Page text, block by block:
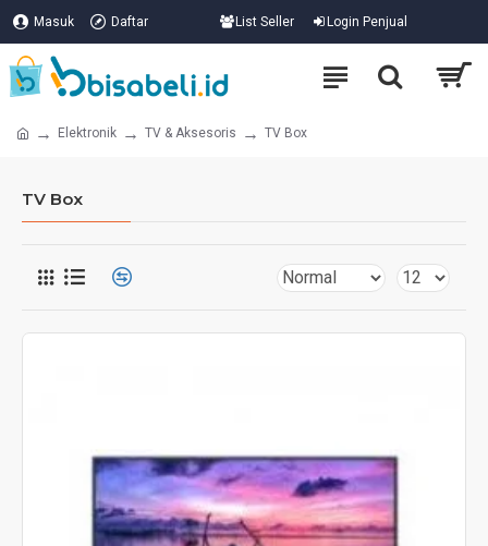
Masuk Daftar List Seller Login Penjual
Elektronik TV & Aksesoris TV Box
TV Box